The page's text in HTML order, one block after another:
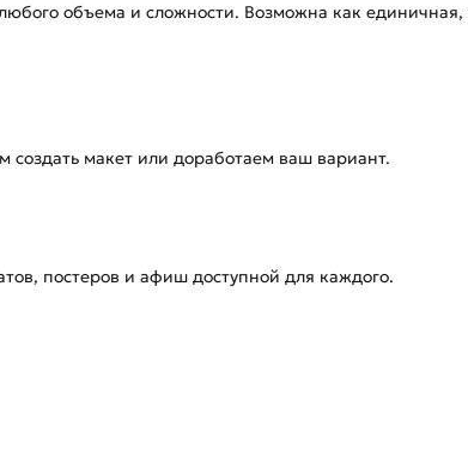
объема и сложности. Возможна как единичная,
макет или доработаем ваш вариант.
постеров и афиш доступной для каждого.